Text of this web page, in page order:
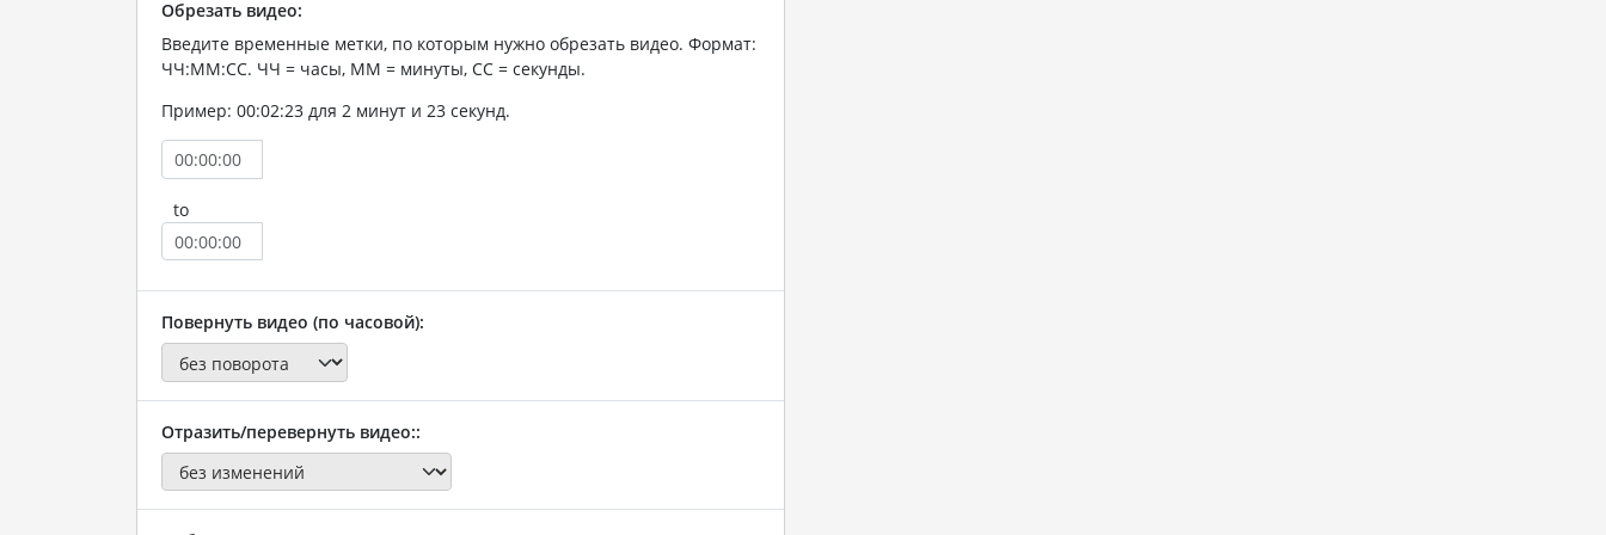
Обрезать видео:
Введите временные метки, по которым нужно обрезать видео. Формат:
ЧЧ:ММ:СС. ЧЧ = часы, ММ = минуты, СС = секунды.
Пример: 00:02:23 для 2 минут и 23 секунд.
to
Повернуть видео (по часовой):
Отразить/перевернуть видео::